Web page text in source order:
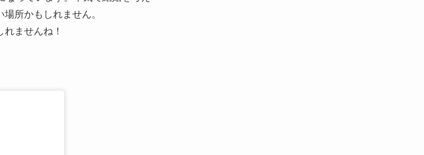
所かもしれません。
ませんね！